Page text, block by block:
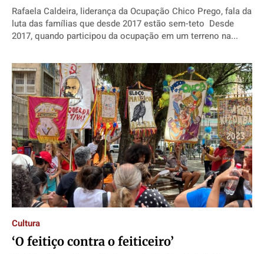
Rafaela Caldeira, liderança da Ocupação Chico Prego, fala da
luta das famílias que desde 2017 estão sem-teto Desde
2017, quando participou da ocupação em um terreno na...
Cultura
‘O feitiço contra o feiticeiro’